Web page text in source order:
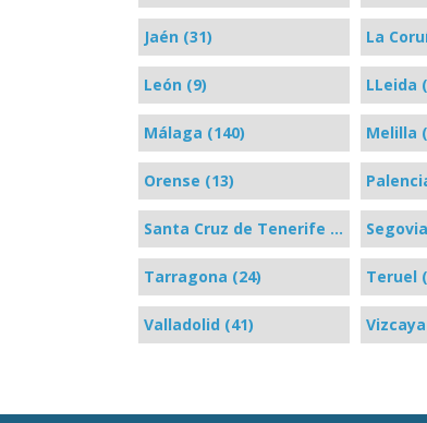
Jaén (31) La
León (9) LLeida
Málaga (140) Melilla
Orense (13)
Santa Cruz de Tenerife (70)
Tarragona (24) Teruel
Valladolid (41)